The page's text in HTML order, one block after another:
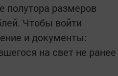
полутора размеров
Чтобы войти
и документы:
на свет не ранее